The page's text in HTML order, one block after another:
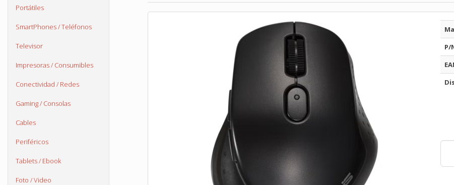
Portátiles
SmartPhones / Teléfonos
Televisor
Impresoras / Consumibles
Conectividad / Redes
Gaming / Consolas
Cables
Periféricos
Tablets / Ebook
Foto / Video
P/